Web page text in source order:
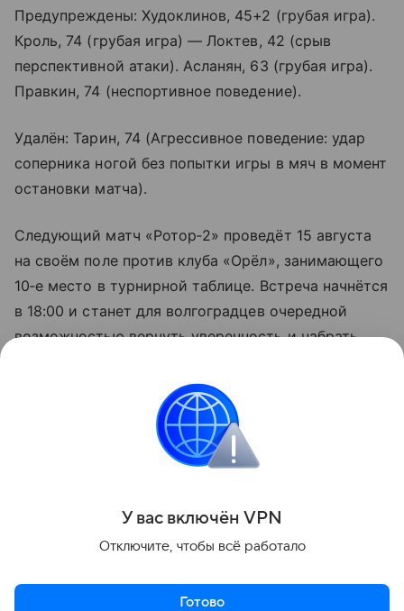
Предупреждены: Худоклинов, 45+2 (грубая игра).
Кроль, 74 (грубая игра) — Локтев, 42 (срыв
перспективной атаки). Асланян, 63 (грубая игра).
Правкин, 74 (неспортивное поведение).
Удалён: Тарин, 74 (Агрессивное поведение: удар
соперника ногой без попытки игры в мяч в момент
остановки матча).
Следующий матч «Ротор‑2» проведёт 15 августа
на своём поле против клуба «Орёл», занимающего
10‑е место в турнирной таблице. Встреча начнётся
в 18:00 и станет для волгоградцев очередной
возможностью вернуть уверенность и набрать
Александр Веселовский.
Поделиться
У вас включён VPN
Отключите, чтобы всё работало
Готово